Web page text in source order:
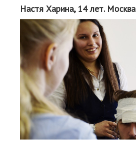
Настя Харина, 14 лет. Москва